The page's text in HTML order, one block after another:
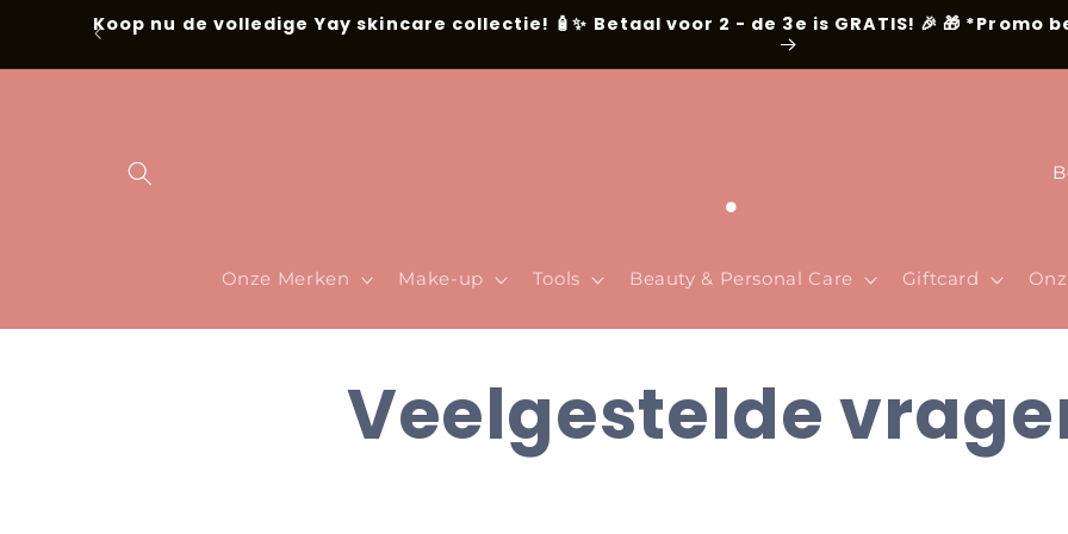
Meteen naar
de content
Koop nu de volledige Yay skincare collectie! 🧴✨ Betaal voor 2 - de 3e is GRATIS! 🎉 🎁
Onze Merken Make-up Tools Beauty & Personal Care Giftcard
d
/
e
g
Veelgestelde